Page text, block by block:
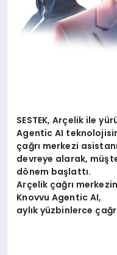
SESTEK, Arçelik ile
Agentic AI
çağrı merkezi
devreye alarak,
dönem başlattı.
Arçelik çağrı
Knovvu Agentic AI,
aylık yüzbinlerce